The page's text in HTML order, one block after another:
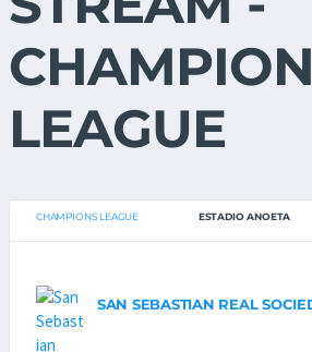
LEAGUE
CHAMPIONS LEAGUE ESTADIO ANOETA
SAN SEBASTIAN REAL